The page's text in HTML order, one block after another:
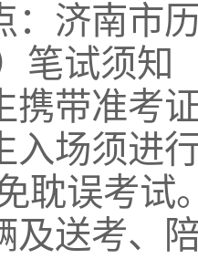
：济南市
笔试须知
携带准考
入场须进
耽误考试。
及送考、